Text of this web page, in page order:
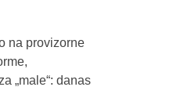
na provizorne
„male“: danas